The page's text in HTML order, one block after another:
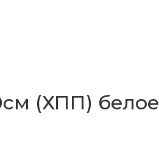
(ХПП) белое